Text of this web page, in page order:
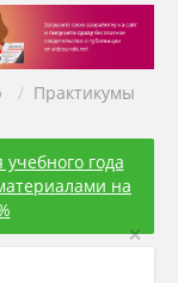
/ Практикумы
года
на
×